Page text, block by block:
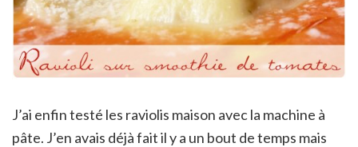
J’ai enfin testé les raviolis maison avec la machine à
pâte. J’en avais déjà fait il y a un bout de temps mais